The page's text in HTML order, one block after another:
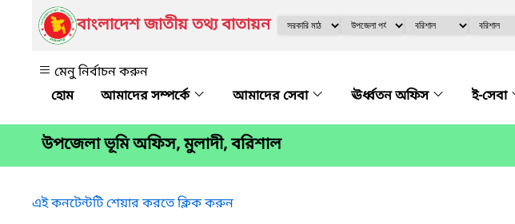
বাংলাদেশ জাতীয় তথ্য বাতায়ন
মেনু নির্বাচন করুন
আমাদের সম্পর্কে
আমাদের সেবা ঊর্ধ্বতন অফিস ই-সেবা
উপজেলা ভূমি অফিস, মুলাদী, বরিশাল
এই কনটেন্টটি শেয়ার করতে ক্লিক করুন